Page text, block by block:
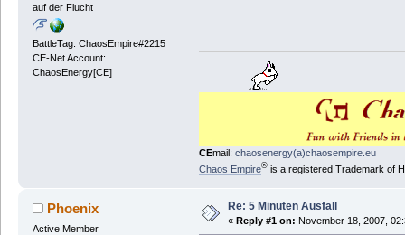
auf der Flucht
BattleTag: ChaosEmpire#2215
CE-Net Account:
ChaosEnergy[CE]
CEmail: chaosenergy(a)chaosempire.eu
Chaos Empire®is a registered Trademark of
Phoenix
Active Member
Re: 5 Minuten Ausfall
« Reply #1 on: November 18, 2007,